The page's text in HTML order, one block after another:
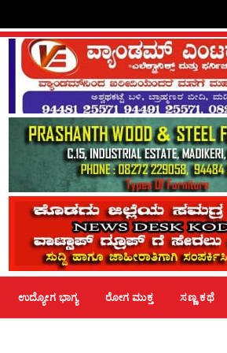
ಉದ್ಯೋಗ ಭಾಗ್ಯ ರೋಗ ಮುಕ್ತ ಸಣ್ಣ ಕಥೆ